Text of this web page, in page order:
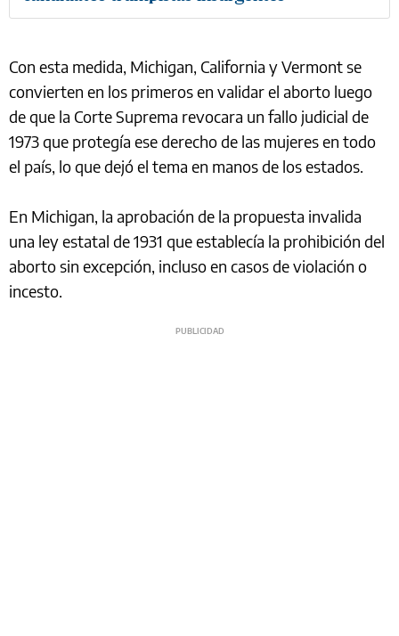
Con esta medida, Michigan, California y Vermont se
convierten en los primeros en validar el aborto luego
de que la Corte Suprema revocara un fallo judicial de
1973 que protegía ese derecho de las mujeres en todo
el país, lo que dejó el tema en manos de los estados.
En Michigan, la aprobación de la propuesta invalida
una ley estatal de 1931 que establecía la prohibición del
aborto sin excepción, incluso en casos de violación o
incesto.